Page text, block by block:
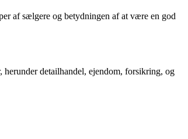
af sælgere og betydningen af at være en god
detailhandel, ejendom, forsikring, og